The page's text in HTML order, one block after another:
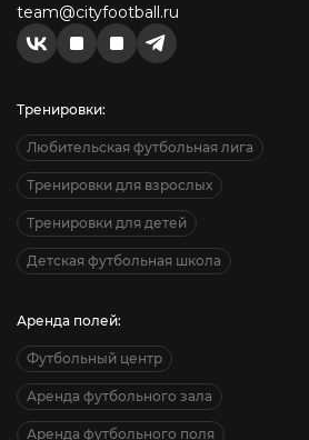
team@cityfootball.ru
Тренировки:
Любительская футбольная лига
Тренировки для взрослых
Тренировки для детей
Детская футбольная школа
Аренда полей:
Футбольный центр
Аренда футбольного зала
Аренда футбольного поля